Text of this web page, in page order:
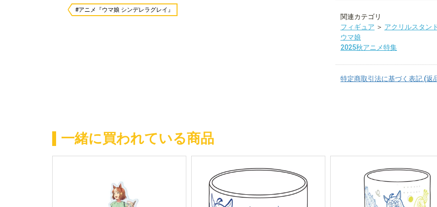
#アニメ『ウマ娘 シンデレラグレイ』
関連カテゴリ
フィギュア ＞ アクリルスタン
ウマ娘
2025秋アニメ特集
特定商取引法に基づく表記 (返
一緒に買われている商品